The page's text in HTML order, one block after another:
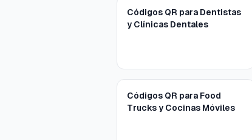
Códigos QR para Dentistas
y Clínicas Dentales
Códigos QR para Food
Trucks y Cocinas Móviles